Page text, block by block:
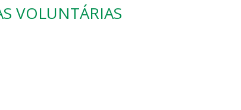
VOLUNTÁRIAS